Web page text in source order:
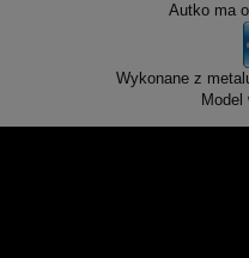
Autko ma
Wykonane z